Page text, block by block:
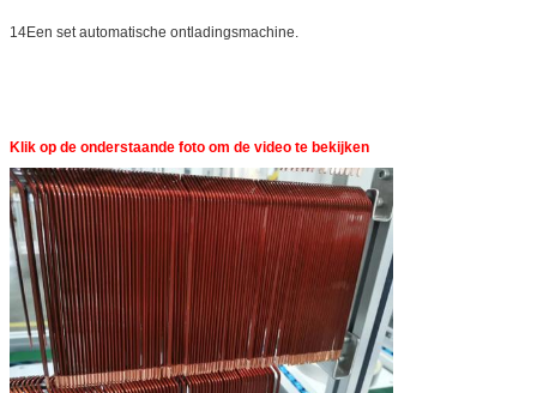
14Een set automatische ontladingsmachine.
Klik op de onderstaande foto om de video te bekijken